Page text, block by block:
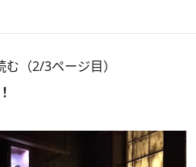
（2/3ページ目）